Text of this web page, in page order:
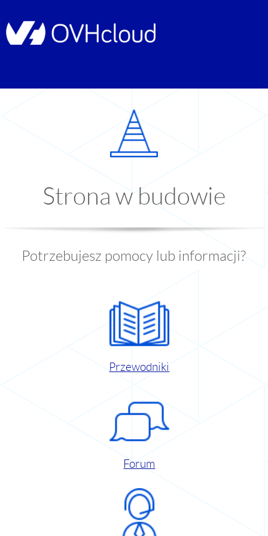
Strona w budowie
Potrzebujesz pomocy lub informacji?
Przewodniki
Forum